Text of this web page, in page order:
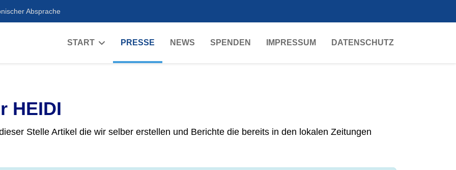
Absprache
START PRESSE NEWS SPENDEN IMPRESSUM DATENSCHUTZ
HEIDI
Stelle Artikel die wir selber erstellen und Berichte die bereits in den lokalen Zeitungen